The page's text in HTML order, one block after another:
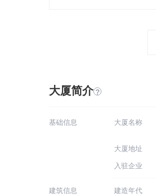
大厦简介 ?
基础信息 大厦名称
大厦地址
入驻企业
建筑信息 建造年代